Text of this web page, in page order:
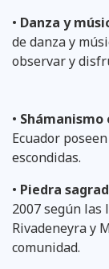
• Danza y
de danza y
observar y
• Shámanismo
Ecuador
escondidas.
• Piedra
2007 según las
Rivadeneyra y
comunidad.